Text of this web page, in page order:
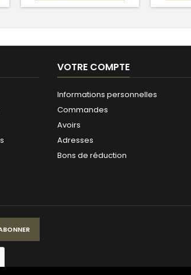
VOTRE COMPTE
Informations personnelles
Commandes
Avoirs
Adresses
Bons de réduction